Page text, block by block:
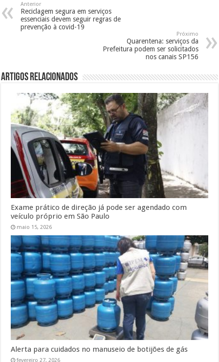
Anterior
Reciclagem segura em serviços
essenciais devem seguir regras de
prevenção à covid-19
Próximo
Quarentena: serviços da
Prefeitura podem ser solicitados
nos canais SP156
Artigos Relacionados
Exame prático de direção já pode ser agendado com
veículo próprio em São Paulo
maio 15, 2026
Alerta para cuidados no manuseio de botijões de gás
fevereiro 27, 2026